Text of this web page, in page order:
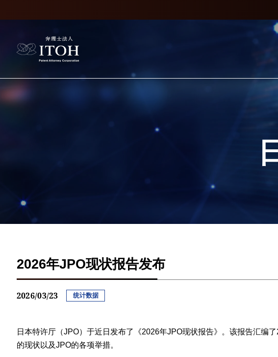
2026年JPO现状报告发布
2026/03/23 统计数据
日本特许厅（JPO）于近日发布了《2026年JPO现状报告》。该报告汇编
的现状以及JPO的各项举措。